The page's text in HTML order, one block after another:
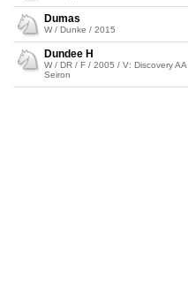
Dumas
W / Dunke / 2015
Dundee H
W / DR / F / 2005 / V: Discovery AA
Seiron